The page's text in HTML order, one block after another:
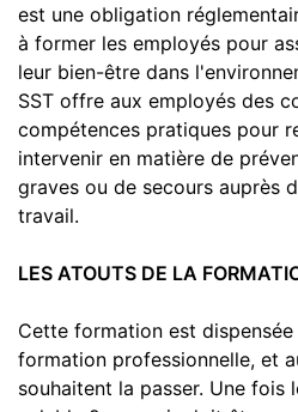
est une obligation
à former les employés pour
leur bien-être dans
SST offre aux employés des
compétences pratiques pour
intervenir en matière de
graves ou de secours auprès
travail.
LES ATOUTS DE LA
Cette formation est
formation professionnelle, et
souhaitent la passer. Une fois